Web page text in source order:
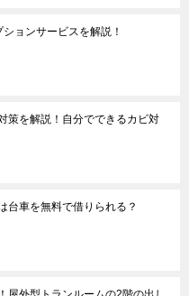
ョンサービスを解説！
策を解説！自分でできるカビ対
台車を無料で借りられる？